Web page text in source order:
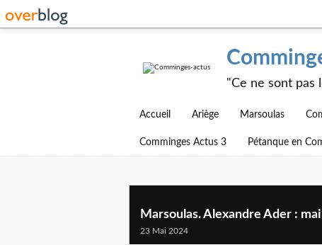
"Ce ne sont pas
Accueil Ariège Marsoulas
Comminges Actus 3 Pétanque en
Marsoulas. Alexandre Ader :
23 Mai 2024